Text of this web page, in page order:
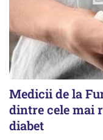
Medicii de la
dintre cele mai
diabet